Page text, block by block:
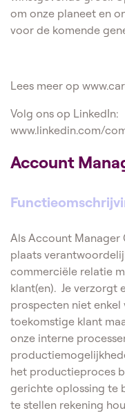
om onze planeet en
voor de komende
Lees meer op
Volg ons op LinkedIn:
www.linkedin.com/
Account
Als Account Manager
plaats
commerciële relatie
klant(en). Je verzorgt
prospecten niet
toekomstige klant
onze interne
het productieproces
gerichte oplossing te
te stellen rekening